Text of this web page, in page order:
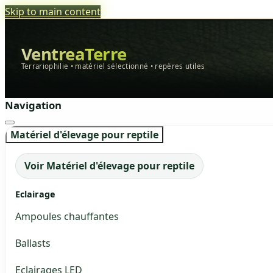
Skip to main content
VentreaTerre
Terrariophilie • matériel sélectionné • repères utiles
Navigation
Matériel d'élevage pour reptile
Voir Matériel d'élevage pour reptile
Eclairage
Ampoules chauffantes
Ballasts
Eclairages LED